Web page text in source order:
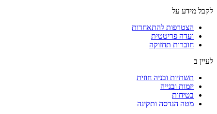
לקבל מידע על
הצטרפות להתאחדות
ועדה פריטטית
חוברות תחזוקה
לעיין ב
תשתיות ובניה חוזית
יזמות ובנייה
בטיחות
מטה הנדסה ותקינה